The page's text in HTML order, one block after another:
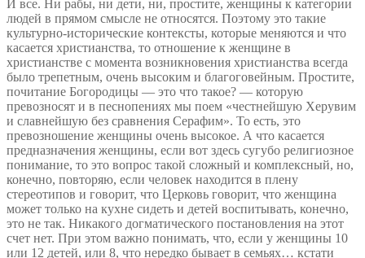
И все. Ни рабы, ни дети, ни, простите, женщины к категории
людей в прямом смысле не относятся. Поэтому это такие
культурно-исторические контексты, которые меняются и что
касается христианства, то отношение к женщине в
христианстве с момента возникновения христианства всегда
было трепетным, очень высоким и благоговейным. Простите,
почитание Богородицы — это что такое? — которую
превозносят и в песнопениях мы поем «честнейшую Херувим
и славнейшую без сравнения Серафим». То есть, это
превозношение женщины очень высокое. А что касается
предназначения женщины, если вот здесь сугубо религиозное
понимание, то это вопрос такой сложный и комплексный, но,
конечно, повторяю, если человек находится в плену
стереотипов и говорит, что Церковь говорит, что женщина
может только на кухне сидеть и детей воспитывать, конечно,
это не так. Никакого догматического постановления на этот
счет нет. При этом важно понимать, что, если у женщины 10
или 12 детей, или 8, что нередко бывает в семьях… кстати